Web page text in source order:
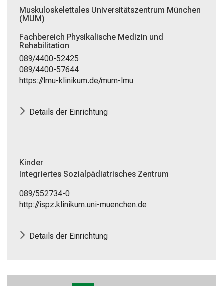
Muskuloskelettales Universitätszentrum München
(MUM)
Fachbereich Physikalische Medizin und
Rehabilitation
089/4400-52425
089/4400-57644
https://lmu-klinikum.de/mum-lmu
Details der Einrichtung
Kinder
Integriertes Sozialpädiatrisches Zentrum
089/552734-0
http://ispz.klinikum.uni-muenchen.de
Details der Einrichtung